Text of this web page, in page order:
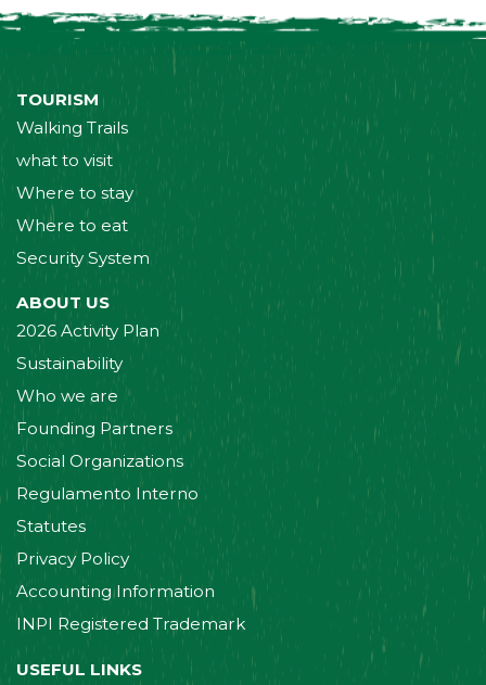
TOURISM
Walking Trails
what to visit
Where to stay
Where to eat
Security System
ABOUT US
2026 Activity Plan
Sustainability
Who we are
Founding Partners
Social Organizations
Regulamento Interno
Statutes
Privacy Policy
Accounting Information
INPI Registered Trademark
USEFUL LINKS